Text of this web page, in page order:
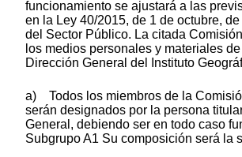
funcionamiento se ajustará a las
en la Ley 40/2015, de 1 de octubre,
del Sector Público. La citada
los medios personales y materiales
Dirección General del Instituto
a) Todos los miembros de la
serán designados por la persona
General, debiendo ser en todo caso
Subgrupo A1 Su composición será la